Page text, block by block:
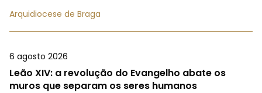
Arquidiocese de Braga
6 agosto 2026
Leão XIV: a revolução do Evangelho abate os
muros que separam os seres humanos